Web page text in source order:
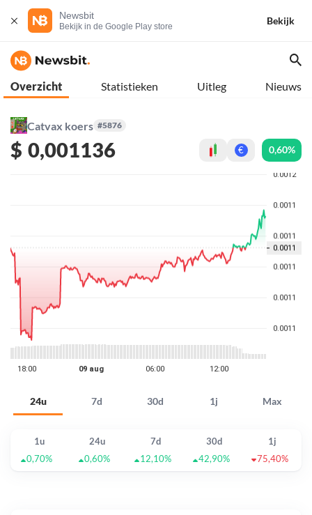
Newsbit
Bekijk in de Google Play store
Bekijk
Overzicht Statistieken Uitleg Nieuws
Catvax koers #5876
$ 0,001136 € 0,60%
24u 7d 30d 1j Max
1u 24u 7d 30d
1j
0,70%
0,60% 12,10% 42,90% 75,40%